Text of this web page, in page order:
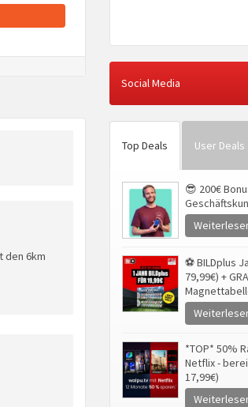
den 6km
Social Media
Top Deals User Deals
😎 200€
⚽ BILDplus
79,99€) +
*TOP* 50%
Netflix -
17,99€)